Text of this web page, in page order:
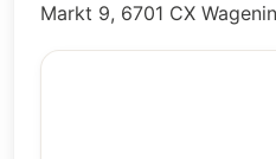
Markt 9, 6701 CX